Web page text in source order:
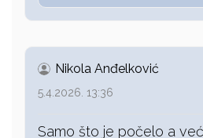
Nikola Anđelković
5.4.2026. 13:36
Samo što je počelo a već